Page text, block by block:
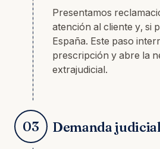
Presentamos
atención al cliente y, si
España. Este paso
prescripción y abre la
extrajudicial.
03 Demanda judicial